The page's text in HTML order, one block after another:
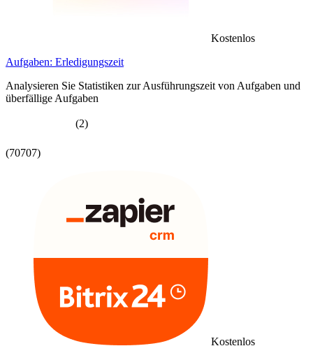
Kostenlos
Aufgaben: Erledigungszeit
Analysieren Sie Statistiken zur Ausführungszeit von Aufgaben und
überfällige Aufgaben
(2)
(70707)
Kostenlos